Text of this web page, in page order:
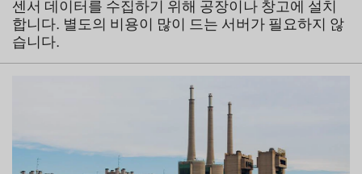
센서 데이터를 수집하기 위해 공장이나 창고에 설치
합니다. 별도의 비용이 많이 드는 서버가 필요하지 않
습니다.